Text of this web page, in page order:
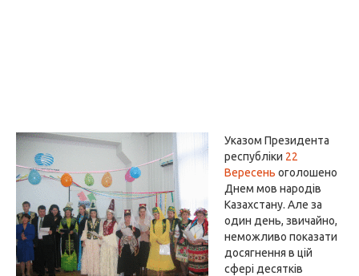
Указом Президента
республіки 22
Вересень оголошено
Днем мов народів
Казахстану. Але за
один день, звичайно,
неможливо показати
досягнення в цій
сфері десятків